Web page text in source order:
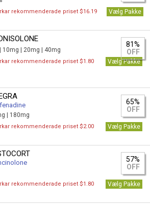
rekommenderade priset $16.19 Vælg Pakke
10mg | 20mg | 40mg
81%
OFF
rekommenderade priset $1.80 Vælg Pakke
| 180mg
65%
OFF
rekommenderade priset $2.00 Vælg Pakke
57%
OFF
rekommenderade priset $1.80 Vælg Pakke